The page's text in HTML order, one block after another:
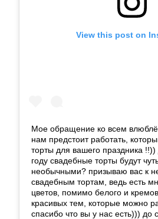
View this post on
Мое обращение ко всем
нам предстоит работать,
торты для вашего праздника !!))
году свадебные торты будут
необычными? призываю вас к
свадебным тортам, ведь есть
цветов, помимо белого и
красивых тем, которые можно
спасибо что вы у нас есть))) до